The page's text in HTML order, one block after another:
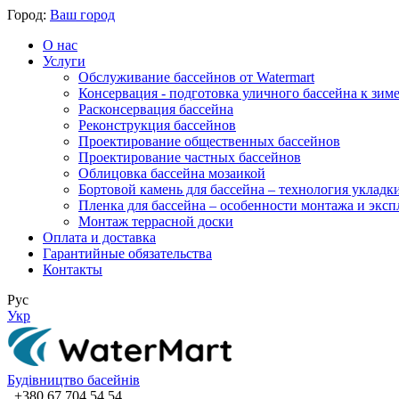
Город: Ваш город
О нас
Услуги
Обслуживание бассейнов от Watermart
Консервация - подготовка уличного бассейна к зиме
Расконсервация бассейна
Реконструкция бассейнов
Проектирование общественных бассейнов
Проектирование частных бассейнов
​Облицовка бассейна мозаикой
Бортовой камень для бассейна – технология
Пленка для бассейна – особенности монтажа и
Монтаж террасной доски
Оплата и доставка
Гарантийные обязательства
Контакты
Рус
Укр
Будівництво басейнів
+380 67 704 54 54